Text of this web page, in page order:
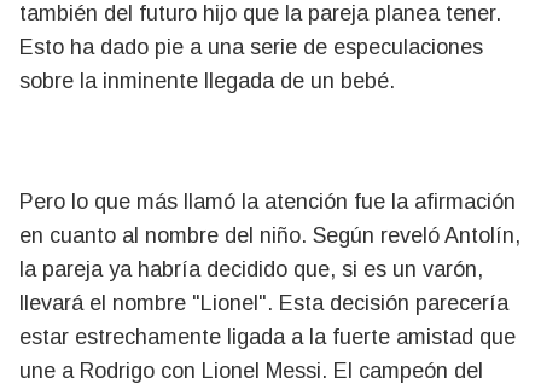
también del futuro hijo que la pareja planea tener.
Esto ha dado pie a una serie de especulaciones
sobre la inminente llegada de un bebé.
Pero lo que más llamó la atención fue la afirmación
en cuanto al nombre del niño. Según reveló Antolín,
la pareja ya habría decidido que, si es un varón,
llevará el nombre "Lionel". Esta decisión parecería
estar estrechamente ligada a la fuerte amistad que
une a Rodrigo con Lionel Messi. El campeón del